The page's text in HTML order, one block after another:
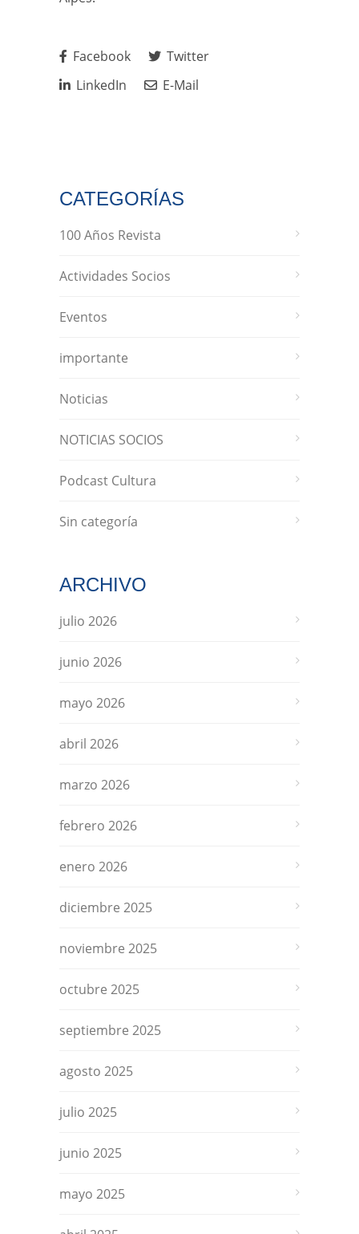
Facebook
Twitter
LinkedIn
E-Mail
CATEGORÍAS
100 Años Revista
Actividades Socios
Eventos
importante
Noticias
NOTICIAS SOCIOS
Podcast Cultura
Sin categoría
ARCHIVO
julio 2026
junio 2026
mayo 2026
abril 2026
marzo 2026
febrero 2026
enero 2026
diciembre 2025
noviembre 2025
octubre 2025
septiembre 2025
agosto 2025
julio 2025
junio 2025
mayo 2025